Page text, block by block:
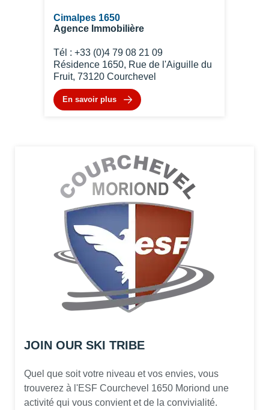
Cimalpes 1650
Agence Immobilière
Tél : +33 (0)4 79 08 21 09
Résidence 1650, Rue de l'Aiguille du
Fruit, 73120 Courchevel
En savoir plus
JOIN OUR SKI TRIBE
Quel que soit votre niveau et vos envies, vous
trouverez à l'ESF Courchevel 1650 Moriond une
activité qui vous convient et de la convivialité.